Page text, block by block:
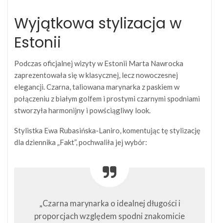
Wyjątkowa stylizacja w
Estonii
Podczas oficjalnej wizyty w Estonii Marta Nawrocka
zaprezentowała się w klasycznej, lecz nowoczesnej
elegancji. Czarna, taliowana marynarka z paskiem w
połączeniu z białym golfem i prostymi czarnymi spodniami
stworzyła harmonijny i powściągliwy look.
Stylistka Ewa Rubasińska-Laniro, komentując tę stylizację
dla dziennika „Fakt”, pochwaliła jej wybór:
„Czarna marynarka o idealnej długości i
proporcjach względem spodni znakomicie